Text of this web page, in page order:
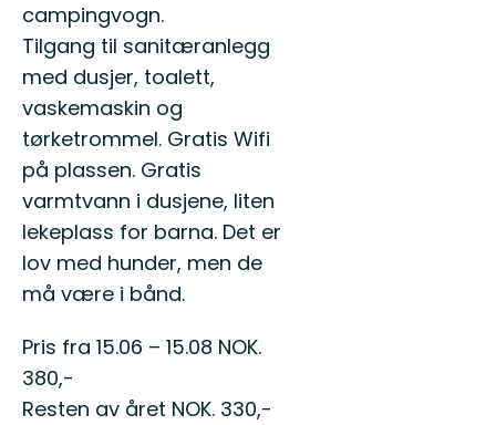
campingvogn.
Tilgang til sanitæranlegg
med dusjer, toalett,
vaskemaskin og
tørketrommel. Gratis Wifi
på plassen. Gratis
varmtvann i dusjene, liten
lekeplass for barna. Det er
lov med hunder, men de
må være i bånd.
Pris fra 15.06 – 15.08 NOK.
380,-
Resten av året NOK. 330,-